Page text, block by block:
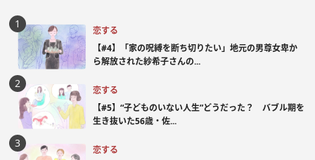
恋する
【#4】「家の呪縛を断ち切りたい」地元の男尊女卑か
ら解放された紗希子さんの...
恋する
【#5】“子どものいない人生”どうだった？ バブル期を
生き抜いた56歳・佐...
恋する